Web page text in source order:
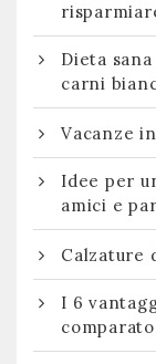
Dieta
carni
Vacanze
Idee per
amici e
Calzature
I 6